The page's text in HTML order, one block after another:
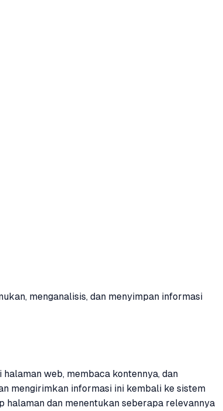
menganalisis, dan menyimpan informasi
web, membaca kontennya, dan
mengirimkan informasi ini kembali ke sistem
halaman dan menentukan seberapa relevannya